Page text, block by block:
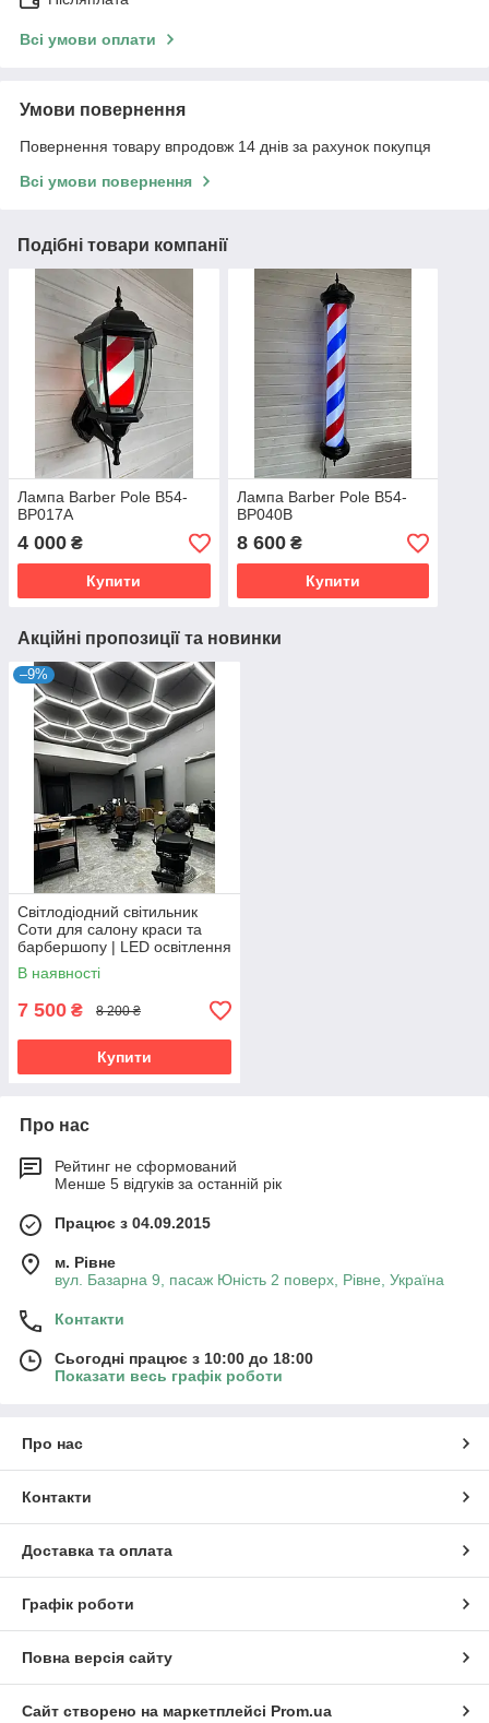
Всі умови оплати
Умови повернення
Повернення товару впродовж 14 днів за рахунок покупця
Всі умови повернення
Подібні товари компанії
Лампа Barber Pole B54-
BP017A
4 000 ₴
Купити
Лампа Barber Pole B54-
BP040В
8 600₴
Купити
Акційні пропозиції та новинки
–9%
Світлодіодний світильник
Соти для салону краси та
барбершопу | LED освітлення
В наявності
7 500 ₴ 8 200 ₴
Купити
Про нас
Рейтинг не сформований
Менше 5 відгуків за останній рік
Працює з 04.09.2015
м. Рівне
вул. Базарна 9, пасаж Юність 2 поверх, Рівне, Україна
Контакти
Сьогодні працює з 10:00 до 18:00
Показати весь графік роботи
Про нас
Контакти
Доставка та оплата
Графік роботи
Повна версія сайту
Сайт створено на маркетплейсі Prom.ua